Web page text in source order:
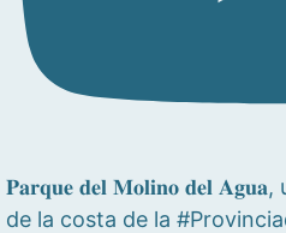
𝐏𝐚𝐫𝐪𝐮𝐞 𝐝𝐞𝐥 𝐌𝐨𝐥𝐢𝐧𝐨 𝐝𝐞𝐥
de la costa de la